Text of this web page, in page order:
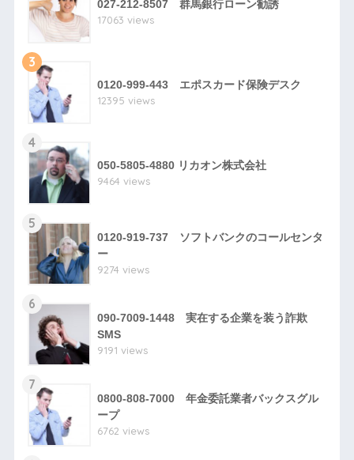
027-212-8507 群馬銀行ローン勧誘
17063 views
3
0120-999-443 エポスカード保険デスク
12395 views
4
050-5805-4880 リカオン株式会社
9464 views
5
0120-919-737 ソフトバンクのコールセンタ
ー
9274 views
6
090-7009-1448 実在する企業を装う詐欺
SMS
9191 views
7
0800-808-7000 年金委託業者バックスグル
ープ
6762 views